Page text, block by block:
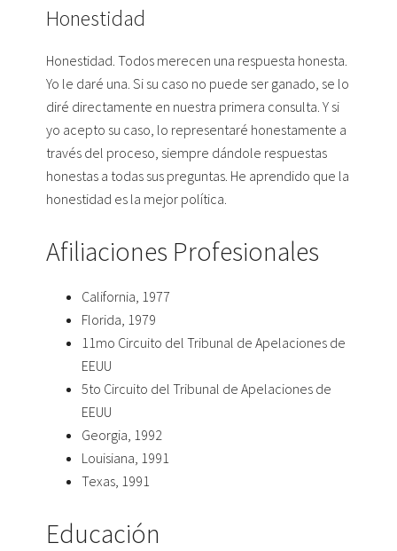
Honestidad
Honestidad. Todos merecen una respuesta honesta.
Yo le daré una. Si su caso no puede ser ganado, se lo
diré directamente en nuestra primera consulta. Y si
yo acepto su caso, lo representaré honestamente a
través del proceso, siempre dándole respuestas
honestas a todas sus preguntas. He aprendido que la
honestidad es la mejor política.
Afiliaciones Profesionales
California, 1977
Florida, 1979
11mo Circuito del Tribunal de Apelaciones de
EEUU
5to Circuito del Tribunal de Apelaciones de
EEUU
Georgia, 1992
Louisiana, 1991
Texas, 1991
Educación